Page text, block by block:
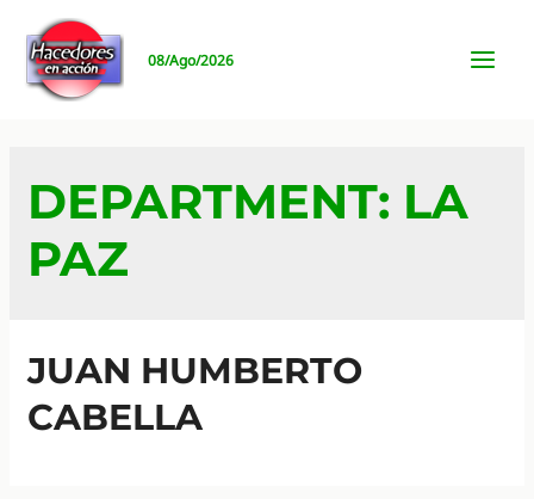
contenido
08/Ago/2026
DEPARTMENT: LA
PAZ
JUAN HUMBERTO
CABELLA